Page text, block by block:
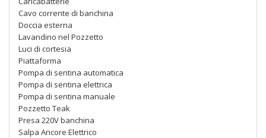
Cavo corrente di banchina
Doccia esterna
Lavandino nel Pozzetto
Luci di cortesia
Piattaforma
Pompa di sentina automatica
Pompa di sentina elettrica
Pompa di sentina manuale
Pozzetto Teak
Presa 220V banchina
Salpa Ancore Elettrico